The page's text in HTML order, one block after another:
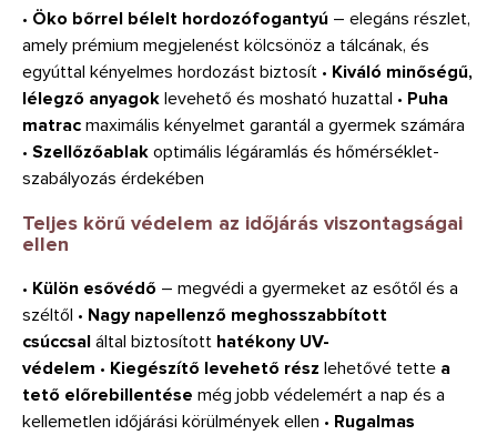
• Öko bőrrel bélelt hordozófogantyú – elegáns részlet,
amely prémium megjelenést kölcsönöz a tálcának, és
egyúttal kényelmes hordozást biztosít • Kiváló minőségű,
lélegző anyagok levehető és mosható huzattal • Puha
matrac maximális kényelmet garantál a gyermek számára
• Szellőzőablak optimális légáramlás és hőmérséklet-
szabályozás érdekében
Teljes körű védelem az időjárás viszontagságai
ellen
• Külön esővédő – megvédi a gyermeket az esőtől és a
széltől • Nagy napellenző meghosszabbított
csúccsal által biztosított hatékony UV-
védelem • Kiegészítő levehető rész lehetővé tette a
tető előrebillentése még jobb védelemért a nap és a
kellemetlen időjárási körülmények ellen • Rugalmas